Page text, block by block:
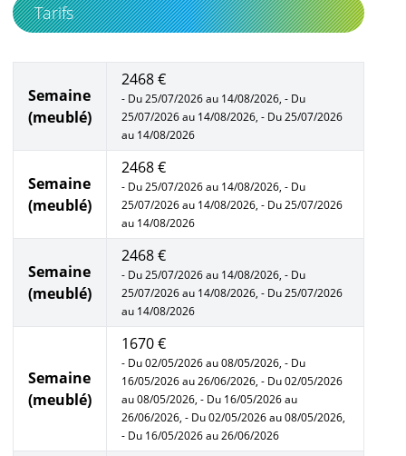
Tarifs
Semaine
(meublé)
2468 €
- Du 25/07/2026 au 14/08/2026, - Du
25/07/2026 au 14/08/2026, - Du 25/07/2026
au 14/08/2026
Semaine
(meublé)
2468 €
- Du 25/07/2026 au 14/08/2026, - Du
25/07/2026 au 14/08/2026, - Du 25/07/2026
au 14/08/2026
Semaine
(meublé)
2468 €
- Du 25/07/2026 au 14/08/2026, - Du
25/07/2026 au 14/08/2026, - Du 25/07/2026
au 14/08/2026
Semaine
(meublé)
1670 €
- Du 02/05/2026 au 08/05/2026, - Du
16/05/2026 au 26/06/2026, - Du 02/05/2026
au 08/05/2026, - Du 16/05/2026 au
26/06/2026, - Du 02/05/2026 au 08/05/2026,
- Du 16/05/2026 au 26/06/2026